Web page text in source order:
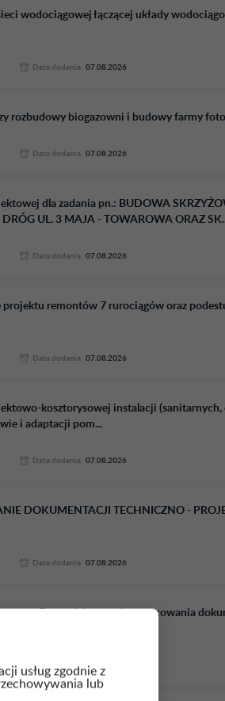
usług zgodnie z
lub
wodociągowej łączącej układy
Data dodania 07.08.2026
rozbudowy biogazowni i budowy farmy
Data dodania 07.08.2026
dla zadania pn.: BUDOWA
UL. 3 MAJA - TOWAROWA ORAZ
Data dodania 07.08.2026
remontów 7 rurociągów oraz
Data dodania 07.08.2026
kosztorysowej instalacji (sanitarnych,
i adaptacji pom...
Data dodania 07.08.2026
DOKUMENTACJI TECHNICZNO -
Data dodania 07.08.2026
Zamawiającego do opracowania
i przebudo...
Data dodania 07.08.2026